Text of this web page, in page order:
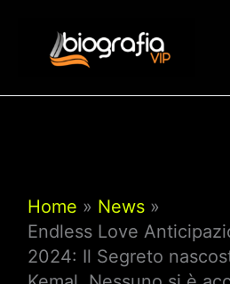
contenuto
Home
News
Endless Love
2024: Il Segreto